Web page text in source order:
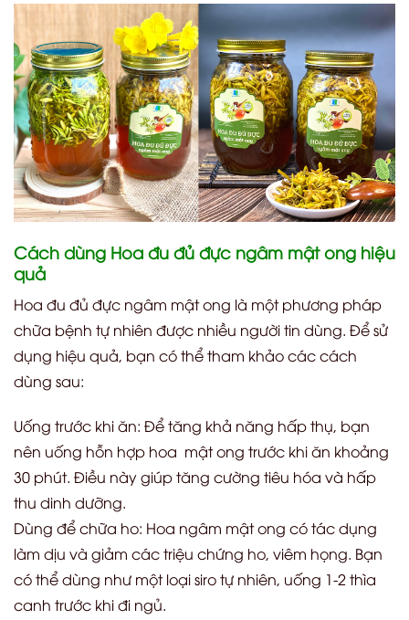
Cách dùng Hoa đu đủ đực ngâm mật ong hiệu
quả
Hoa đu đủ đực ngâm mật ong là một phương pháp
chữa bệnh tự nhiên được nhiều người tin dùng. Để sử
dụng hiệu quả, bạn có thể tham khảo các cách
dùng sau:
Uống trước khi ăn: Để tăng khả năng hấp thụ, bạn
nên uống hỗn hợp hoa mật ong trước khi ăn khoảng
30 phút. Điều này giúp tăng cường tiêu hóa và hấp
thu dinh dưỡng.
Dùng để chữa ho: Hoa ngâm mật ong có tác dụng
làm dịu và giảm các triệu chứng ho, viêm họng. Bạn
có thể dùng như một loại siro tự nhiên, uống 1-2 thìa
canh trước khi đi ngủ.